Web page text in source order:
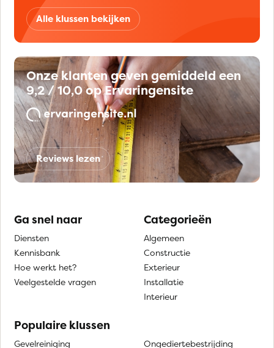
Alle klussen bekijken
Onze klanten geven gemiddeld een
9,2 / 10,0 op Ervaringensite
Reviews lezen
Ga snel naar
Diensten
Kennisbank
Hoe werkt het?
Veelgestelde vragen
Categorieën
Algemeen
Constructie
Exterieur
Installatie
Interieur
Populaire klussen
Gevelreiniging
Ongediertebestrijding